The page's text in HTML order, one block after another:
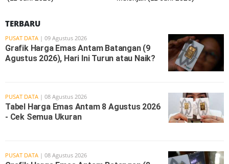
TERBARU
PUSAT DATA | 09 Agustus 2026
Grafik Harga Emas Antam Batangan (9
Agustus 2026), Hari Ini Turun atau Naik?
PUSAT DATA | 08 Agustus 2026
Tabel Harga Emas Antam 8 Agustus 2026
- Cek Semua Ukuran
PUSAT DATA | 08 Agustus 2026